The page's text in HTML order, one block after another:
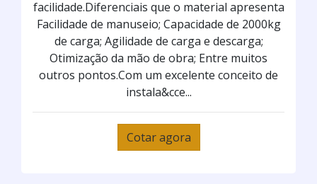
facilidade.Diferenciais que o material apresenta
Facilidade de manuseio; Capacidade de 2000kg
de carga; Agilidade de carga e descarga;
Otimização da mão de obra; Entre muitos
outros pontos.Com um excelente conceito de
instala&cce...
Cotar agora